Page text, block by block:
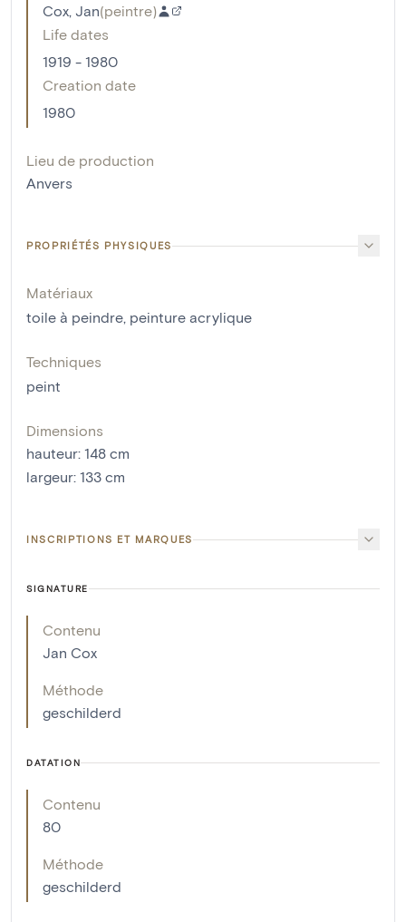
Cox, Jan(peintre)
Life dates
1919 - 1980
Creation date
1980
Lieu de production
Anvers
PROPRIÉTÉS PHYSIQUES
Matériaux
toile à peindre, peinture acrylique
Techniques
peint
Dimensions
hauteur: 148 cm
largeur: 133 cm
INSCRIPTIONS ET MARQUES
SIGNATURE
Contenu
Jan Cox
Méthode
geschilderd
DATATION
Contenu
80
Méthode
geschilderd